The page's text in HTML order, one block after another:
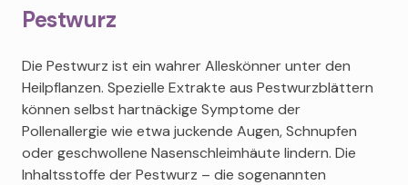
Pestwurz
Die Pestwurz ist ein wahrer Alleskönner unter den
Heilpflanzen. Spezielle Extrakte aus Pestwurzblättern
können selbst hartnäckige Symptome der
Pollenallergie wie etwa juckende Augen, Schnupfen
oder geschwollene Nasenschleimhäute lindern. Die
Inhaltsstoffe der Pestwurz – die sogenannten